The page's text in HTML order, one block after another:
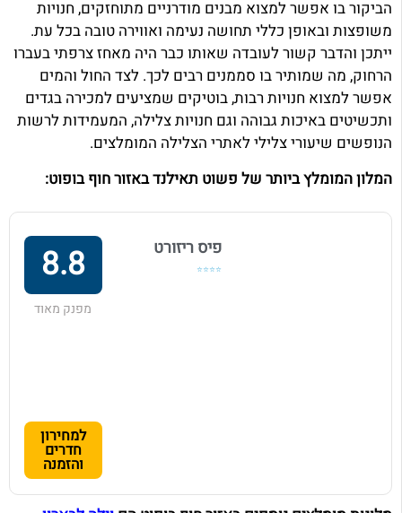
הביקור בו אפשר למצוא מבנים מודרניים מתוחזקים, חנויות
משופצות ובאופן כללי תחושה נעימה ואווירה טובה בכל עת.
ייתכן והדבר קשור לעובדה שאותו כבר היה מאחז צרפתי בעברו
הרחוק, מה שמותיר בו סממנים רבים לכך. לצד החול והמים
אפשר למצוא חנויות רבות, בוטיקים שמציעים למכירה בגדים
ותכשיטים באיכות גבוהה וגם חנויות צלילה, המעמידות לרשות
הנופשים שיעורי צלילי לאתרי הצלילה המומלצים.
המלון המומלץ ביותר של פשוט תאילנד באזור חוף בופוט:
פיס ריזורט
⭐⭐⭐⭐
8.8
מפנק מאוד
למחירון
חדרים
והזמנה